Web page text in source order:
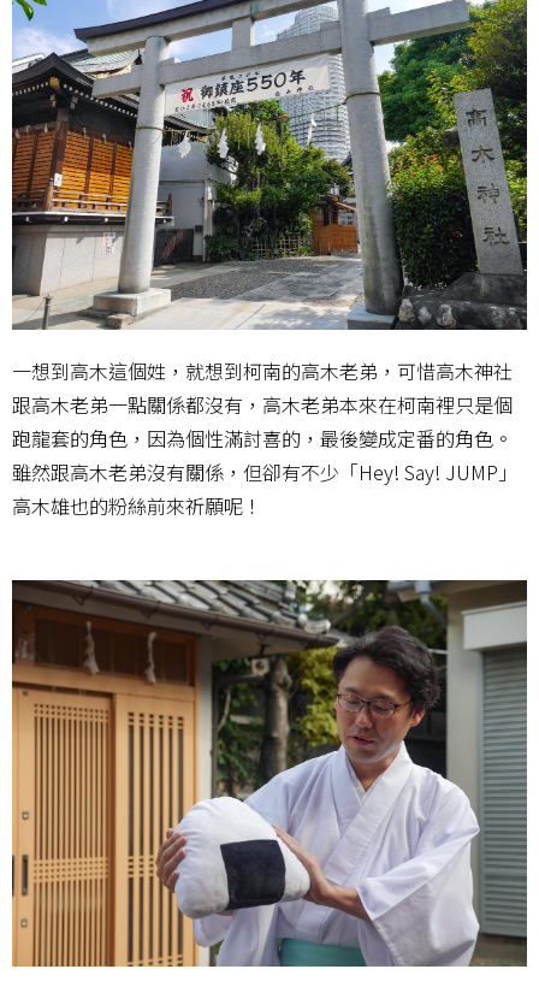
一想到高木這個姓，就想到柯南的高木老弟，可惜高木神社
跟高木老弟一點關係都沒有，高木老弟本來在柯南裡只是個
跑龍套的角色，因為個性滿討喜的，最後變成定番的角色。
雖然跟高木老弟沒有關係，但卻有不少「Hey! Say! JUMP」
高木雄也的粉絲前來祈願呢！